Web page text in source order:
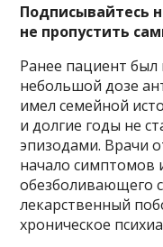
Подписывайтесь
не пропустить
Ранее пациент был
небольшой дозе
имел семейной
и долгие годы не
эпизодами. Врачи
начало симптомов
обезболивающего
лекарственный
хроническое